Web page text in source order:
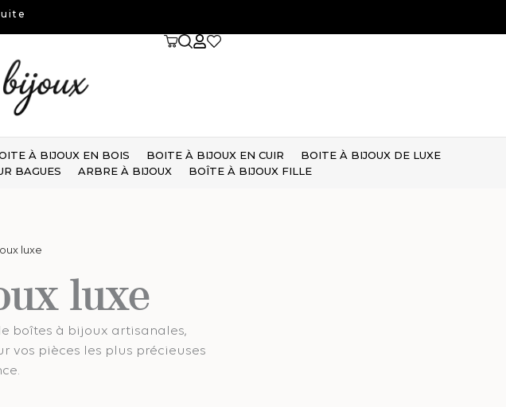
À BIJOUX EN BOIS BOITE À BIJOUX EN CUIR
BOITE À BIJOUX DE LUXE
BAGUES ARBRE À BIJOUX BOÎTE À BIJOUX FILLE
luxe
luxe
boîtes à bijoux artisanales,
vos pièces les plus précieuses